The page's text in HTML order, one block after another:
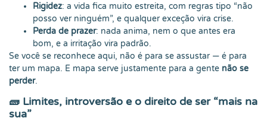
Rigidez: a vida fica muito estreita, com regras tipo “não
posso ver ninguém”, e qualquer exceção vira crise.
Perda de prazer: nada anima, nem o que antes era
bom, e a irritação vira padrão.
Se você se reconhece aqui, não é para se assustar — é para
ter um mapa. E mapa serve justamente para a gente não se
perder.
🧱 Limites, introversão e o direito de ser “mais na
sua”